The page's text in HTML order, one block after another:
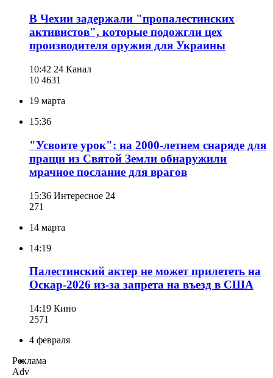
В Чехии задержали "пропалестинских
активистов", которые подожгли цех
производителя оружия для Украины
10:42 24 Канал
10 4631
19 марта
15:36
"Усвоите урок": на 2000-летнем снаряде для
пращи из Святой Земли обнаружили
мрачное послание для врагов
15:36 Интересное 24
271
14 марта
14:19
Палестинский актер не может прилететь на
Оскар-2026 из-за запрета на въезд в США
14:19 Кино
2571
4 февраля
Реклама
Adv